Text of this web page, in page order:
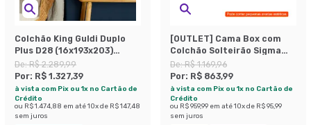
Colchão King Guldi Duplo
Plus D28 (16x193x203)
Branco e Azul
De:R$ 2.289,99
Por: R$ 1.327,39
à vista com Pix ou 1x no Cartão de
Crédito
ou R$ 1.474,88 em até10x de R$ 147,48
sem juros
[OUTLET] Cama Box com
Colchão Solteirão Sigma
Flow Anti Stress
(23x108x198)
De:R$ 1.169,96
Por: R$ 863,99
à vista com Pix ou 1x no Cartão de
Crédito
ou R$ 959,99 em até10x de R$ 95,99
sem juros